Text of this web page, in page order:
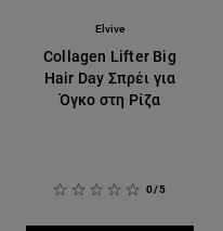
Elvive
Collagen Lifter Big
Hair Day Σπρέι για
Όγκο στη Ρίζα
0/5